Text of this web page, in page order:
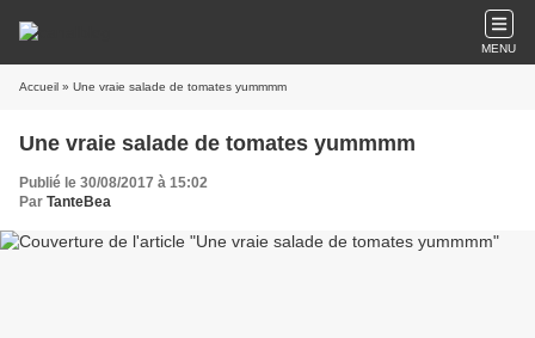
MENU
Accueil » Une vraie salade de tomates yummmm
Une vraie salade de tomates yummmm
Publié le 30/08/2017 à 15:02
Par TanteBea